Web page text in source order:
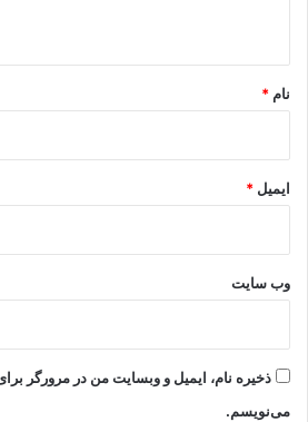
نام *
ایمیل *
وب‌ سایت
ذخیره نام، ایمیل و وبسایت من در مرورگر
می‌نویسم.